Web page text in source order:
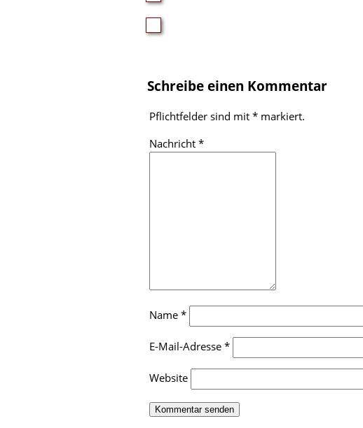
Schreibe einen Kommentar
Pflichtfelder sind mit *markiert.
Nachricht *
Name *
E-Mail-Adresse *
Website